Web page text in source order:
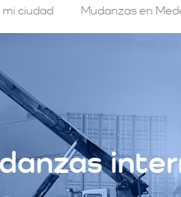
ciudad Mudanzas en